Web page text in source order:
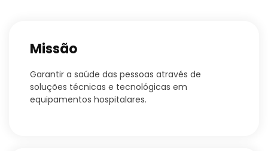
Missão
Garantir a saúde das pessoas através de
soluções técnicas e tecnológicas em
equipamentos hospitalares.